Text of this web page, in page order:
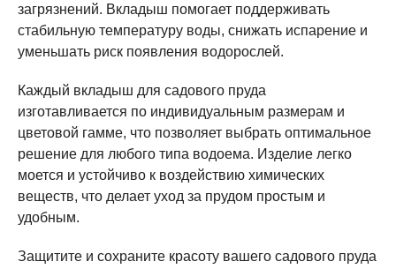
загрязнений. Вкладыш помогает поддерживать
стабильную температуру воды, снижать испарение и
уменьшать риск появления водорослей.
Каждый вкладыш для садового пруда
изготавливается по индивидуальным размерам и
цветовой гамме, что позволяет выбрать оптимальное
решение для любого типа водоема. Изделие легко
моется и устойчиво к воздействию химических
веществ, что делает уход за прудом простым и
удобным.
Защитите и сохраните красоту вашего садового пруда